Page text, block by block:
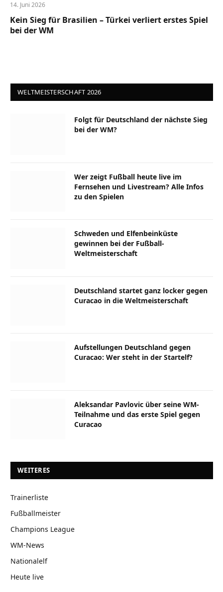
14. Juni 2026
Kein Sieg für Brasilien – Türkei verliert erstes Spiel
bei der WM
WELTMEISTERSCHAFT 2026
Folgt für Deutschland der nächste Sieg
bei der WM?
Wer zeigt Fußball heute live im
Fernsehen und Livestream? Alle Infos
zu den Spielen
Schweden und Elfenbeinküste
gewinnen bei der Fußball-
Weltmeisterschaft
Deutschland startet ganz locker gegen
Curacao in die Weltmeisterschaft
Aufstellungen Deutschland gegen
Curacao: Wer steht in der Startelf?
Aleksandar Pavlovic über seine WM-
Teilnahme und das erste Spiel gegen
Curacao
WEITERES
Trainerliste
Fußballmeister
Champions League
WM-News
Nationalelf
Heute live